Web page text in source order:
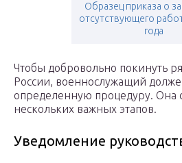
Образец приказа о
отсутствующего
года
Чтобы добровольно покинуть
России, военнослужащий
определенную процедуру. Она
нескольких важных этапов.
Уведомление